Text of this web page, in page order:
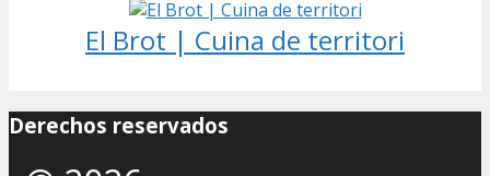
El Brot | Cuina de territori
Derechos reservados